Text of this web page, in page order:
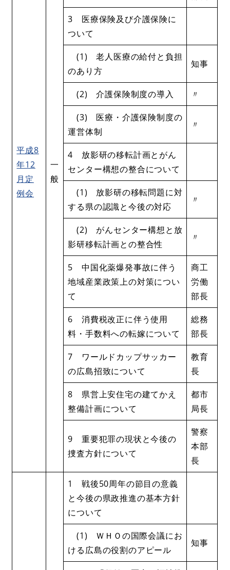
平成8
年12
月定
例会
一
般
3 医療保険及び介護保険に
ついて
(1) 老人医療の給付と負担
のあり方
知事
(2) 介護保険制度の導入 〃
(3) 医療・介護保険制度の
運営体制
〃
4 放影研の移転計画とがん
センター構想の整合について
(1) 放影研の移転問題に対
する県の認識と今後の対応
〃
(2) がんセンター構想と放
影研移転計画との整合性
〃
5 中国化薬爆発事故に伴う
地域産業政策上の対策につい
て
商工
労働
部長
6 消費税改正に伴う使用
料・手数料への転嫁について
総務
部長
7 ワールドカップサッカー
の広島招致について
教育
長
8 県営上安住宅の建てかえ
整備計画について
都市
局長
9 重要犯罪の現状と今後の
捜査方針について
警察
本部
長
1 戦後50周年の節目の意義
と今後の県政推進の基本方針
について
(1) ＷＨＯの国際会議にお
ける広島の役割のアピール
知事